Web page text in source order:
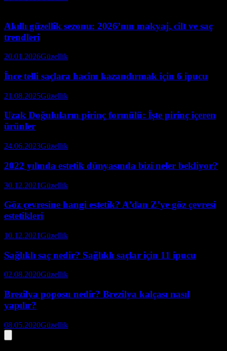
Akıllı güzellik sezonu: 2026’nın makyaj, cilt ve saç
trendleri
20.01.2026Güzellik
İnce telli saçlara hacim kazandırmak için 6 ipucu
21.08.2025Güzellik
Uzak Doğuluların pirinç formülü: İşte pirinç içeren
ürünler
24.06.2023Güzellik
2022 yılında estetik dünyasında bizi neler bekliyor?
30.12.2021Güzellik
Göz çevresine hangi estetik? A’dan Z’ye göz çevresi
estetikleri
10.12.2021Güzellik
Sağlıklı saç nedir? Sağlıklı saçlar için 11 ipucu
02.08.2020Güzellik
Brezilya poposu nedir? Brezilya kalçası nasıl
yapılır?
08.05.2020Güzellik